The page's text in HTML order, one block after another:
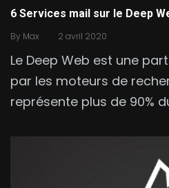
6 Services mail sur le Deep
By Max . 2 avril 2020
Le Deep Web est une
par les moteurs de
représente plus de 90%